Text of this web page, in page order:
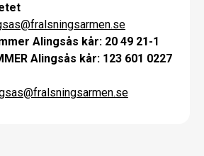
@fralsningsarmen.se
Alingsås kår: 20 49 21-1
Alingsås kår: 123 601 0227
@fralsningsarmen.se